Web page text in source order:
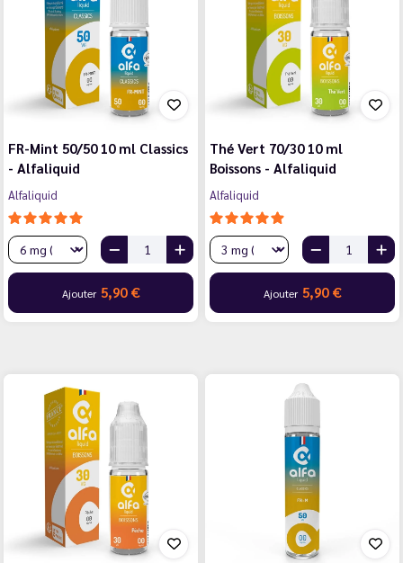
FR-Mint 50/50 10 ml Classics
- Alfaliquid
Alfaliquid
Ajouter 5,90 €
Thé Vert 70/30 10 ml
Boissons - Alfaliquid
Alfaliquid
Ajouter 5,90 €